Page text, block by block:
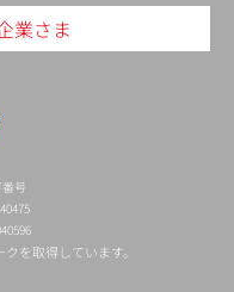
業さま
号
を取得しています。